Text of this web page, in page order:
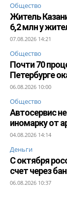
Общество
Житель
6,2 млн у
07.08.2026 14:21
Общество
Почти 70
Петербурге
06.08.2026 10:00
Общество
Автосервис
иномарку от
04.08.2026 14:14
Деньги
С октября
счет через
06.08.2026 10:37